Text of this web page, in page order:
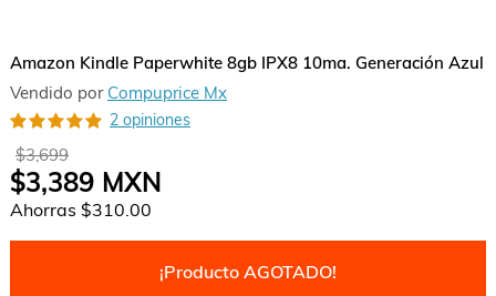
Amazon Kindle Paperwhite 8gb IPX8 10ma. Generación Azul
Vendido por Compuprice Mx
2 opiniones
$3,699
$3,389MXN
Ahorras $310.00
¡Producto AGOTADO!